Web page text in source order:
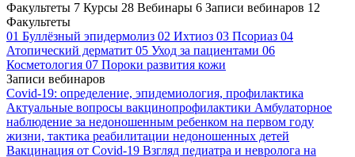
Факультеты 7 Курсы 28 Вебинары 6 Записи вебинаров 12
Факультеты
01 Буллёзный эпидермолиз 02 Ихтиоз 03 Псориаз 04
Атопический дерматит 05 Уход за пациентами 06
Косметология 07 Пороки развития кожи
Записи вебинаров
Covid-19: определение, эпидемиология, профилактика
Актуальные вопросы вакцинопрофилактики Амбулаторное
наблюдение за недоношенным ребенком на первом году
жизни, тактика реабилитации недоношенных детей
Вакцинация от Covid-19 Взгляд педиатра и невролога на